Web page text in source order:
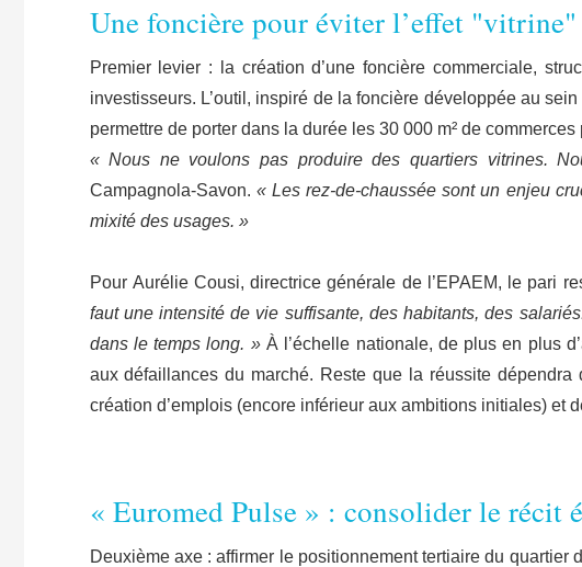
Une foncière pour éviter l’effet "vitrine"
Premier levier : la création d’une foncière commerciale,
investisseurs. L’outil, inspiré de la foncière développée au
permettre de porter dans la durée les 30 000 m² de
« Nous ne voulons pas produire des quartiers vitrines.
Campagnola-Savon. « Les rez-de-chaussée sont un enjeu
mixité des usages. »
Pour Aurélie Cousi, directrice générale de l’EPAEM, le pari
faut une intensité de vie suffisante, des habitants, des
dans le temps long. » À l’échelle nationale, de plus en plus
aux défaillances du marché. Reste que la réussite
création d’emplois (encore inférieur aux ambitions initiales) et
« Euromed Pulse » : consolider le récit
Deuxième axe : affirmer le positionnement tertiaire du quartier